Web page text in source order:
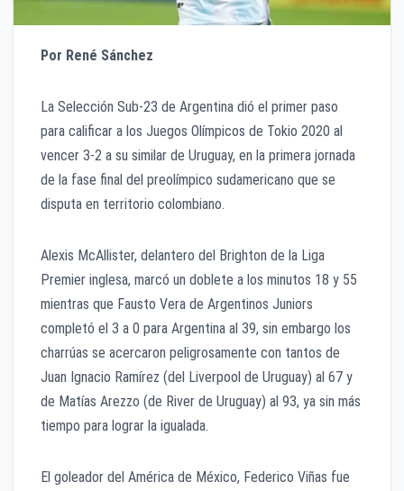
Por René Sánchez
La Selección Sub-23 de Argentina dió el primer paso
para calificar a los Juegos Olímpicos de Tokio 2020 al
vencer 3-2 a su similar de Uruguay, en la primera jornada
de la fase final del preolímpico sudamericano que se
disputa en territorio colombiano.
Alexis McAllister, delantero del Brighton de la Liga
Premier inglesa, marcó un doblete a los minutos 18 y 55
mientras que Fausto Vera de Argentinos Juniors
completó el 3 a 0 para Argentina al 39, sin embargo los
charrúas se acercaron peligrosamente con tantos de
Juan Ignacio Ramírez (del Liverpool de Uruguay) al 67 y
de Matías Arezzo (de River de Uruguay) al 93, ya sin más
tiempo para lograr la igualada.
El goleador del América de México, Federico Viñas fue